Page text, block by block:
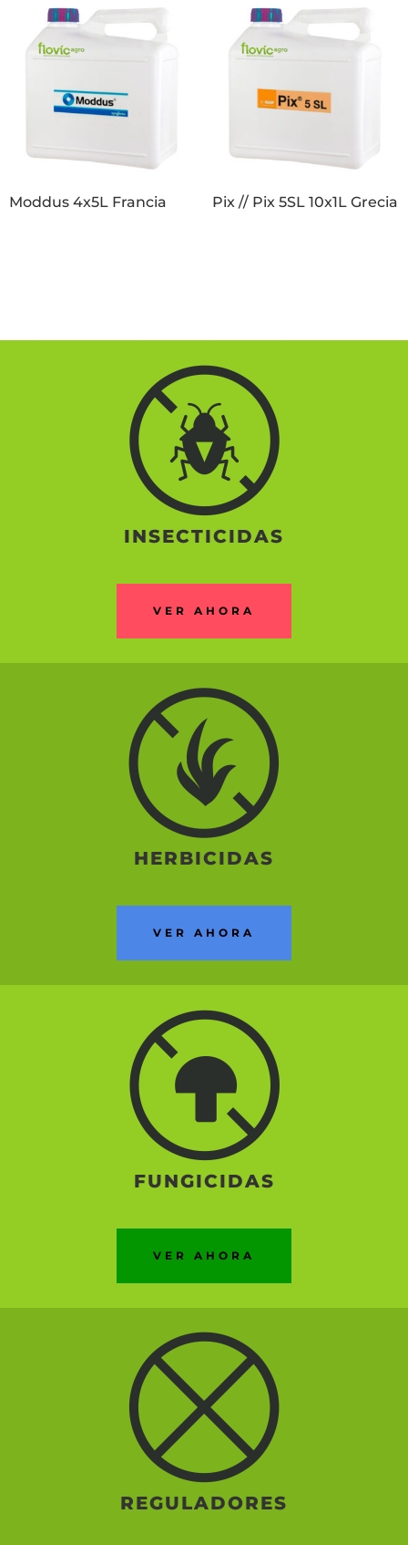
Moddus 4x5L Francia Pix // Pix 5SL 10x1L Grecia
INSECTICIDAS
VER AHORA
HERBICIDAS
VER AHORA
FUNGICIDAS
VER AHORA
REGULADORES